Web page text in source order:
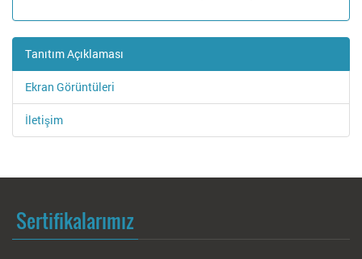
Tanıtım Açıklaması
Ekran Görüntüleri
İletişim
Sertifikalarımız